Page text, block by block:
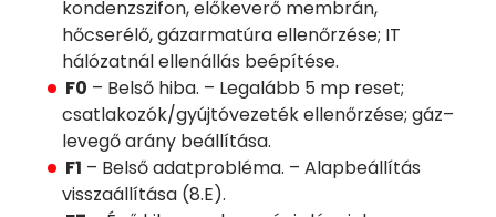
kondenzszifon, előkeverő membrán,
hőcserélő, gázarmatúra ellenőrzése; IT
hálózatnál ellenállás beépítése.
F0 – Belső hiba. – Legalább 5 mp reset;
csatlakozók/gyújtóvezeték ellenőrzése; gáz–
levegő arány beállítása.
F1 – Belső adatprobléma. – Alapbeállítás
visszaállítása (8.E).